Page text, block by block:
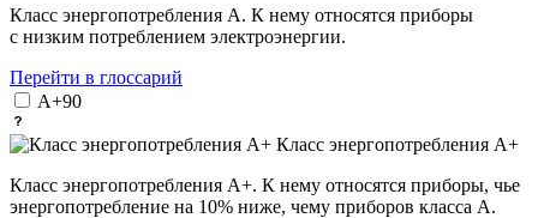
Класс энергопотребления А. К нему относятся приборы
с низким потреблением электроэнергии.
Перейти в глоссарий
A+90
Класс энергопотребления А+
Класс энергопотребления А+. К нему относятся приборы, чье
энергопотребление на 10% ниже, чему приборов класса А.